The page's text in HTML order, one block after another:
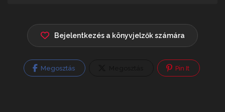
Bejelentkezés a könyvjelzők számára
Megosztás Pin It